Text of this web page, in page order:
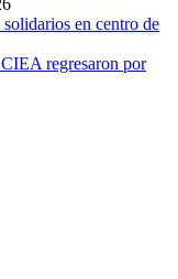
en centro de
regresaron por